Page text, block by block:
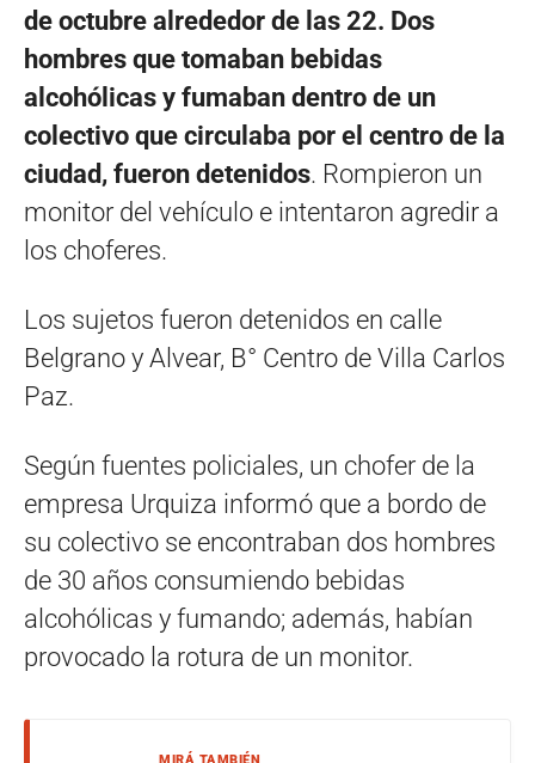
de octubre alrededor de las 22. Dos
hombres que tomaban bebidas
alcohólicas y fumaban dentro de un
colectivo que circulaba por el centro de la
ciudad, fueron detenidos. Rompieron un
monitor del vehículo e intentaron agredir a
los choferes.
Los sujetos fueron detenidos en calle
Belgrano y Alvear, B° Centro de Villa Carlos
Paz.
Según fuentes policiales, un chofer de la
empresa Urquiza informó que a bordo de
su colectivo se encontraban dos hombres
de 30 años consumiendo bebidas
alcohólicas y fumando; además, habían
provocado la rotura de un monitor.